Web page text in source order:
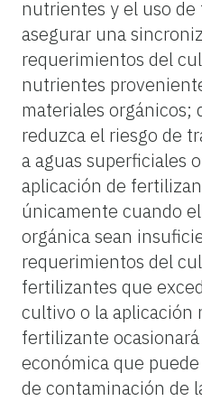
nutrientes y el uso
asegurar una
requerimientos del
nutrientes
materiales orgánicos;
reduzca el riesgo de
a aguas superficiales
aplicación de
únicamente cuando
orgánica sean
requerimientos del
fertilizantes que
cultivo o la aplicación
fertilizante
económica que
de contaminación de